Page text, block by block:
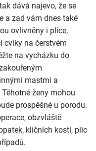
dává najevo, že se
a zad vám dnes také
ovlivněny i plíce,
cviky na čerstvém
na vycházku do
mastmi a
ženy mohou
prospěšné u porodu.
obzvláště
klíčních kostí, plic